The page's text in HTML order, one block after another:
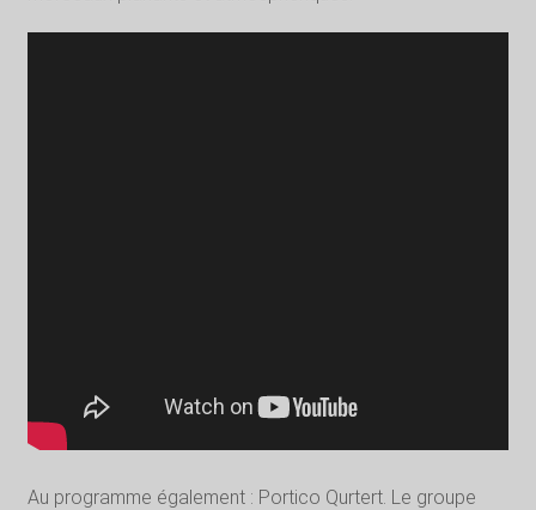
Au programme également : Portico Qurtert. Le groupe